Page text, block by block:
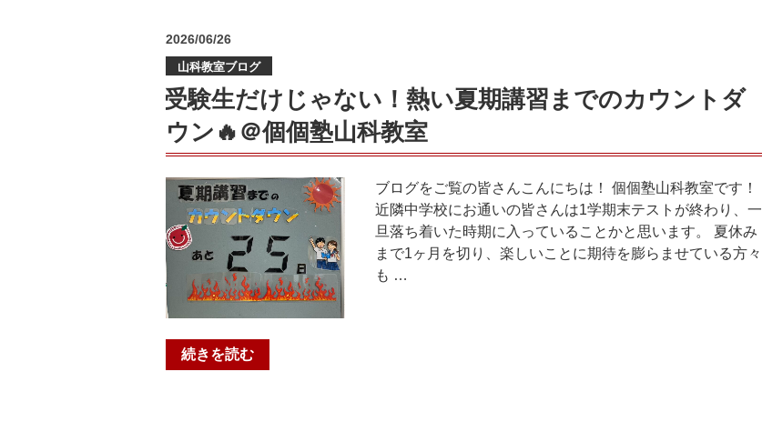
ど
全
6
コ
ー
ス”
れ
様
で
し
た！
＠
個
塾
六
地
蔵
教
（木
幡
投
2026/06/26
山科教室ブログ
受験生だけじゃない！熱い夏期講習までのカウントダ
ウン🔥＠個個塾山科教室
ブログをご覧の皆さんこんにちは！ 個個塾山科教室です！
近隣中学校にお通いの皆さんは1学期末テストが終わり、一
旦落ち着いた時期に入っていることかと思います。 夏休み
まで1ヶ月を切り、楽しいことに期待を膨らませている方々
も …
“受
験
続きを読む